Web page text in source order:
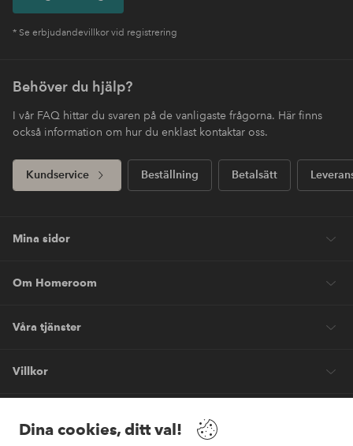
Dina cookies, ditt val!
* Se erbjudandevillkor vid registrering
Behöver du hjälp?
I vår FAQ hittar du svaren på de vanligaste frågorna. Här finns
också information om hur du enklast kontaktar oss.
Kundservice Beställning Betalsätt
Mina sidor
Om Homeroom
Våra tjänster
Villkor